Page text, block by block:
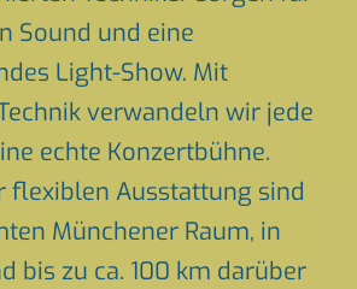
Sound und eine
Light-Show. Mit
verwandeln wir jede
echte Konzertbühne.
flexiblen Ausstattung sind
Münchener Raum, in
bis zu ca. 100 km darüber